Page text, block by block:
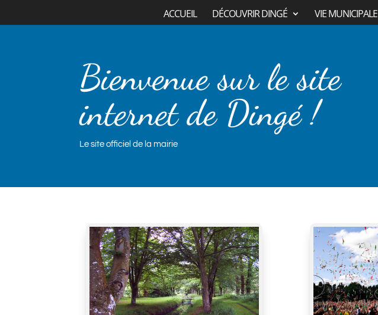
ACCUEIL DÉCOUVRIR DINGÉ VIE MUNICIPALE
Bienvenue sur le site
internet de Dingé !
Le site officiel de la mairie